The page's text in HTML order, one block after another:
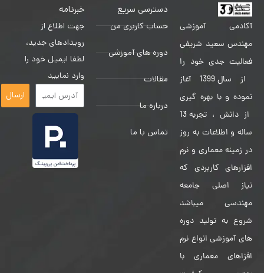
آکادمی آموزشی
مهندس سعید شریفی
فعالیت جدی خود را
از سال 1399 آغاز
نموده و با بهره گیری
از دانش ، تجربه 13
ساله و اطلاعات به روز
در زمینه معماری و نرم
افزارهای کاربردی که
نیاز اصلی جامعه
مهندسی میباشد
شروع به تولید دوره
های آموزشی انواع نرم
افزاهای معماری با
دسترسی سریع
حساب کاربری من
دوره های آموزشی
مقالات
درباره ما
تماس با ما
خبرنامه
جهت اطلاع از
رویدادهای جدید،
لطفا ایمیل خود را
وارد نمایید
ارسال